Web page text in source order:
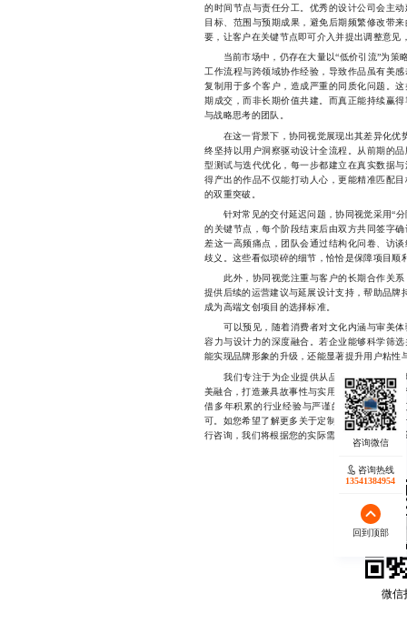
的时间节点与责任分工。优秀的设计公司会主
目标、范围与预期成果，避免后期频繁修改带
要，让客户在关键节点即可介入并提出调整意见
当前市场中，仍存在大量以“低价引流”为策
工作流程与跨领域协作经验，导致作品虽有美
复制用于多个客户，造成严重的同质化问题。
期成交，而非长期价值共建。而真正能持续赢
与战略思考的团队。
在这一背景下，协同视觉展现出其差异化优
终坚持以用户洞察驱动设计全流程。从前期的
型测试与迭代优化，每一步都建立在真实数据
得产出的作品不仅能打动人心，更能精准匹配
的双重突破。
针对常见的交付延迟问题，协同视觉采用“分
的关键节点，每个阶段结束后由双方共同签字
差这一高频痛点，团队会通过结构化问卷、访
歧义。这些看似琐碎的细节，恰恰是保障项目顺
此外，协同视觉注重与客户的长期合作关系
提供后续的运营建议与延展设计支持，帮助品牌
成为高端文创项目的选择标准。
可以预见，随着消费者对文化内涵与审美体
容力与设计力的深度融合。若企业能够科学筛
能实现品牌形象的升级，还能显著提升用户粘性
我们专注于为企业提供从品牌定位到产品落
美融合，打造兼具故事性与实用性的高品质文创
借多年积累的行业经验与严谨的服务流程，我
可。如您希望了解更多关于定制化文创方案的设
行咨询，我们将根据您的实际需求提供针对性建
微信
咨询热线
13541384954
回到顶部